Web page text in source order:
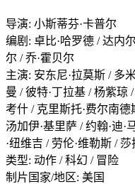
导演: 小斯蒂芬·卡普尔
编剧: 卓比·哈罗德 / 达内
尔 / 乔·霍贝尔
主演: 安东尼·拉莫斯 / 多
曼 / 彼特·丁拉基 / 杨紫琼
考什 / 克里斯托·费尔南德
汤加伊·基里萨 / 约翰·迪·
·纽维吉 / 劳伦·维勒斯 /
类型: 动作 / 科幻 / 冒险
制片国家/地区: 美国